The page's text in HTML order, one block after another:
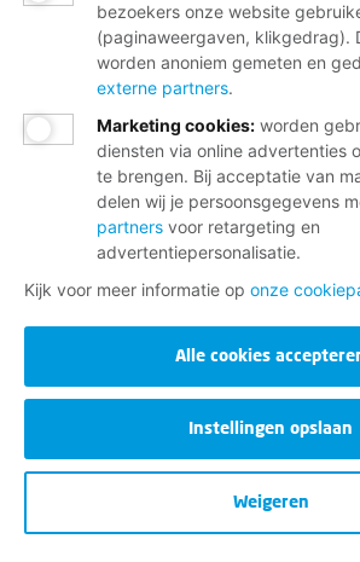
Deel deze
Wij helpen je
Bij al je vragen over werk,
lidmaatschap.
Neem contact op met de FNV
bezoekers onze website
(paginaweergaven, klikgedrag).
worden anoniem gemeten en
externe partners.
Marketing cookies: worden
diensten via online advertenties
te brengen. Bij acceptatie van
delen wij je persoonsgegevens
partners voor retargeting en
advertentiepersonalisatie.
Kijk voor meer informatie op onze
Alle cookies
Instellingen opslaan
Weigeren